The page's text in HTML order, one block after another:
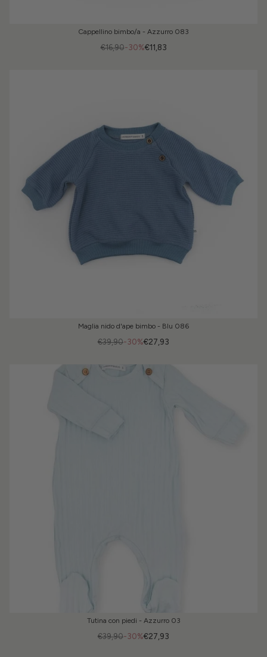
Cappellino bimbo/a - Azzurro 083
-30%
€16,90 €11,83
Maglia nido d'ape bimbo - Blu 086
-30%
€39,90 €27,93
Tutina con piedi - Azzurro 03
-30%
€39,90 €27,93